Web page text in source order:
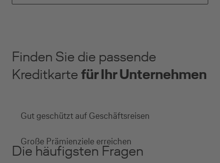
Finden Sie die passende
Kreditkartefür Ihr Unternehmen
Gut geschützt auf Geschäftsreisen
Große Prämienziele erreichen
Die häufigsten Fragen